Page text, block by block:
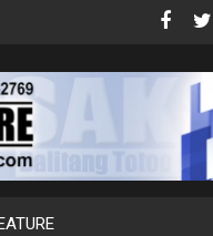
REQUEST NG U.S.
MAHIGIT P21-M